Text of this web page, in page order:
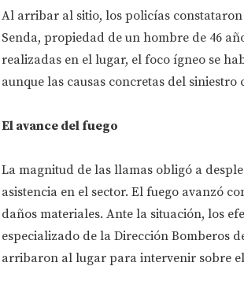
Al arribar al sitio, los policías
Senda, propiedad de un hombre de 46
realizadas en el lugar, el foco ígneo se
aunque las causas concretas del
El avance del fuego
La magnitud de las llamas obligó a
asistencia en el sector. El fuego avanzó
daños materiales. Ante la situación, los
especializado de la Dirección Bomberos
arribaron al lugar para intervenir sobre